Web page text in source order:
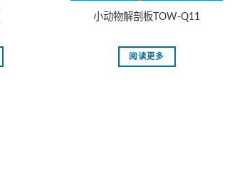
小动物解剖板TOW-Q11
阅读更多